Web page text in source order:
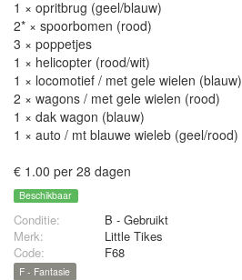
1 × opritbrug (geel/blauw)
2* × spoorbomen (rood)
3 × poppetjes
1 × helicopter (rood/wit)
1 × locomotief / met gele wielen (blauw)
2 × wagons / met gele wielen (rood)
1 × dak wagon (blauw)
1 × auto / mt blauwe wieleb (geel/rood)
€ 1.00 per 28 dagen
Beschikbaar
Conditie:
B - Gebruikt
Merk:
Little Tikes
Code:
F68
F - Fantasie